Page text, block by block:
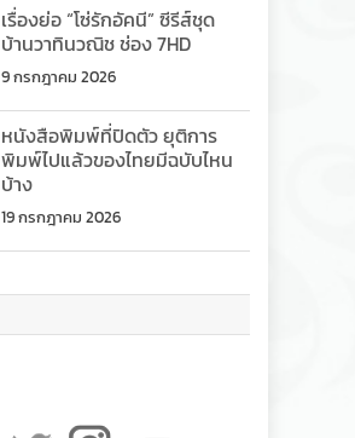
เรื่องย่อ “โซ่รักอัคนี” ซีรีส์ชุด
บ้านวาทินวณิช ช่อง 7HD
9 กรกฎาคม 2026
หนังสือพิมพ์ที่ปิดตัว ยุติการ
พิมพ์ไปแล้วของไทยมีฉบับไหน
บ้าง
19 กรกฎาคม 2026